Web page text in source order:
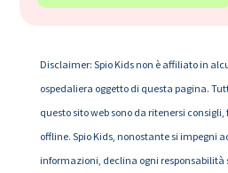
Disclaimer: Spio Kids non è affiliato in
ospedaliera oggetto di questa pagina.
questo sito web sono da ritenersi
offline. Spio Kids, nonostante si impegni
informazioni, declina ogni responsabilità